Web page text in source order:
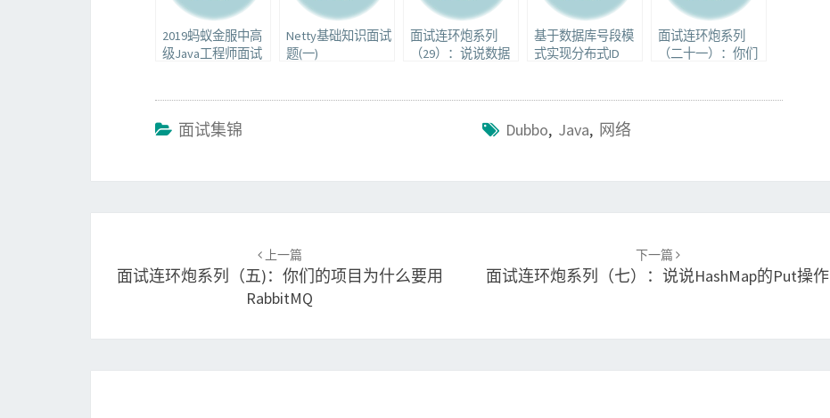
2019蚂蚁金服中高
级Java工程师面试
Netty基础知识面试
题(一)
面试连环炮系列
（29）：说说数据
基于数据库号段模
式实现分布式ID
面试连环炮系列
（二十一）：你们
面试集锦 Dubbo, Java, 网络
navigation
上一篇
面试连环炮系列（五)：你们的项目为什么要用
RabbitMQ
下一篇
面试连环炮系列（七）：说说HashMap的put操作